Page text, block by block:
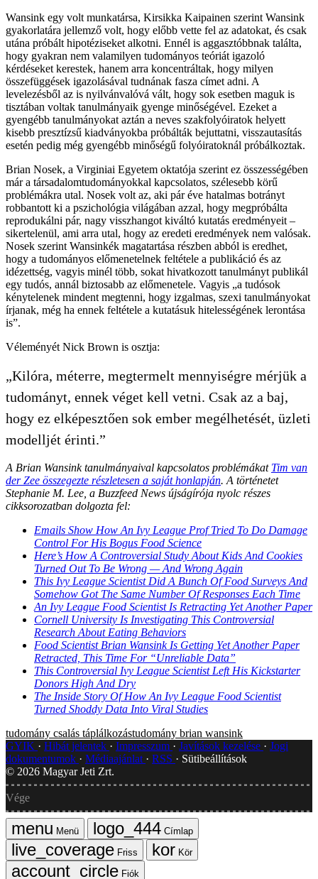
Wansink egy volt munkatársa, Kirsikka Kaipainen szerint Wansink
gyakorlatára jellemző volt, hogy előbb vette fel az adatokat, és csak
utána próbált hipotéziseket alkotni. Ennél is aggasztóbbnak találta,
hogy gyakran nem valamilyen tudományos teóriát igazoló
kérdéseket kerestek, hanem arra koncentráltak, hogy milyen
összefüggések igazolásával tudnának fasza címet adni. A
levelezésből az is nyilvánvalóvá vált, hogy sok esetben maguk is
tisztában voltak tanulmányaik gyenge minőségével. Ezeket a
gyengébb tanulmányokat aztán a neves szakfolyóiratok helyett
kisebb presztízsű kiadványokba próbálták bejuttatni, visszautasítás
esetén pedig még gyengébb minőségű folyóiratoknál próbálkoztak.
Brian Nosek, a Virginiai Egyetem oktatója szerint ez összességében
már a társadalomtudományokkal kapcsolatos, szélesebb körű
problémákra utal. Nosek volt az, aki pár éve hatalmas botrányt
robbantott ki a pszichológia világában azzal, hogy megpróbálta
reprodukálni pár, nagy visszhangot kiváltó kutatás eredményeit –
sikertelenül, ami arra utal, hogy az eredeti eredmények nem valósak.
Nosek szerint Wansinkék magatartása részben abból is eredhet,
hogy a tudományos előmenetelnek feltétele a publikáció és az
idézettség, vagyis minél több, sokat hivatkozott tanulmányt publikál
egy tudós, annál biztosabb az előmenetele. Vagyis „a tudósok
kénytelenek mindent megtenni, hogy izgalmas, szexi tanulmányokat
írjanak, még ha ennek feltétele a kutatásuk hitelességének lerontása
is”.
Véleményét Nick Brown is osztja:
„Kilóra, méterre, megtermelt mennyiségre mérjük a
tudományt, ennek véget kell vetni. Csak az a baj,
hogy ez elképesztően sok ember megélhetését, üzleti
modelljét érinti.”
A Brian Wansink tanulmányaival kapcsolatos problémákat Tim van
der Zee összegezte részletesen a saját honlapján. A történetet
Stephanie M. Lee, a Buzzfeed News újságírója nyolc részes
cikksorozatban dolgozta fel:
Emails Show How An Ivy League Prof Tried To Do Damage
Control For His Bogus Food Science
Here’s How A Controversial Study About Kids And Cookies
Turned Out To Be Wrong — And Wrong Again
This Ivy League Scientist Did A Bunch Of Food Surveys And
Somehow Got The Same Number Of Responses Each Time
An Ivy League Food Scientist Is Retracting Yet Another Paper
Cornell University Is Investigating This Controversial
Research About Eating Behaviors
Food Scientist Brian Wansink Is Getting Yet Another Paper
Retracted, This Time For “Unreliable Data”
This Controversial Ivy League Scientist Left His Kickstarter
Donors High And Dry
The Inside Story Of How An Ivy League Food Scientist
Turned Shoddy Data Into Viral Studies
tudomány csalás táplálkozástudomány brian wansink
GYIK
Hibát jelentek Impresszum Javítások kezelése
Jogi
dokumentumok
Médiaajánlat RSS
Sütibeállítások
© 2026 Magyar Jeti Zrt.
Vége
Menü
Címlap
Friss
Kör
Fiók